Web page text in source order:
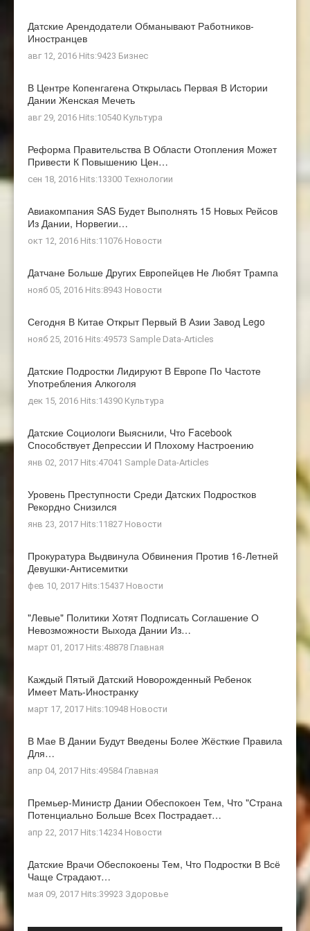
Датские Арендодатели Обманывают Работников-
Иностранцев
авг 12, 2016 Hits:9423 Бизнес
В Центре Копенгагена Открылась Первая В Истории
Дании Женская Мечеть
авг 29, 2016 Hits:10540 Культура
Реформа Правительства В Области Отопления Может
Привести К Повышению Цен…
сен 18, 2016 Hits:13300 Технологии
Авиакомпания SAS Будет Выполнять 15 Новых Рейсов
Из Дании, Норвегии…
окт 12, 2016 Hits:11076 Новости
Датчане Больше Других Европейцев Не Любят Трампа
нояб 05, 2016 Hits:8943 Новости
Сегодня В Китае Открыт Первый В Азии Завод Lego
нояб 25, 2016 Hits:49573 Sample Data-Articles
Датские Подростки Лидируют В Европе По Частоте
Употребления Алкоголя
дек 15, 2016 Hits:14390 Культура
Датские Социологи Выяснили, Что Facebook
Способствует Депрессии И Плохому Настроению
янв 02, 2017 Hits:47041 Sample Data-Articles
Уровень Преступности Среди Датских Подростков
Рекордно Снизился
янв 23, 2017 Hits:11827 Новости
Прокуратура Выдвинула Обвинения Против 16-Летней
Девушки-Антисемитки
фев 10, 2017 Hits:15437 Новости
"Левые" Политики Хотят Подписать Соглашение О
Невозможности Выхода Дании Из…
март 01, 2017 Hits:48878 Главная
Каждый Пятый Датский Новорожденный Ребенок
Имеет Мать-Иностранку
март 17, 2017 Hits:10948 Новости
В Мае В Дании Будут Введены Более Жёсткие Правила
Для…
апр 04, 2017 Hits:49584 Главная
Премьер-Министр Дании Обеспокоен Тем, Что "страна
Потенциально Больше Всех Пострадает…
апр 22, 2017 Hits:14234 Новости
Датские Врачи Обеспокоены Тем, Что Подростки В Всё
Чаще Страдают…
мая 09, 2017 Hits:39923 Здоровье